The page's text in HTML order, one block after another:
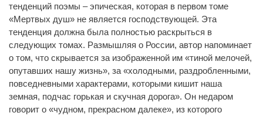
тенденций поэмы – эпическая, которая в первом томе
«Мертвых душ» не является господствующей. Эта
тенденция должна была полностью раскрыться в
следующих томах. Размышляя о России, автор напоминает
о том, что скрывается за изображенной им «тиной мелочей,
опутавших нашу жизнь», за «холодными, раздробленными,
повседневными характерами, которыми кишит наша
земная, подчас горькая и скучная дорога». Он недаром
говорит о «чудном, прекрасном далеке», из которого